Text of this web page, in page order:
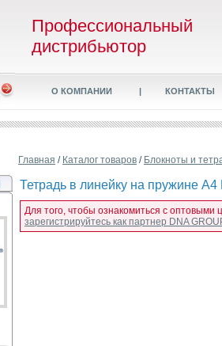
Профессиональный
дистрибьютор
О КОМПАНИИ | КОНТАКТЫ
Главная / Каталог товаров / Блокноты и
Тетрадь в линейку на пружине
Для того, чтобы ознакомиться с
зарегистрируйтесь как партнер DNA